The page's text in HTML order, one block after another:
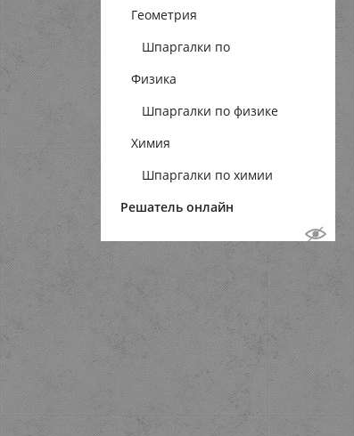
Геометрия
Шпаргалки по
геометрии
Физика
Шпаргалки по физике
Химия
Шпаргалки по химии
Решатель онлайн